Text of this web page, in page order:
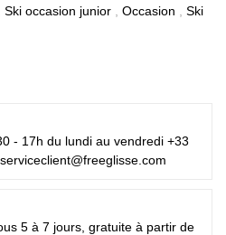
Ski occasion junior Occasion
Ski
- 17h du lundi au vendredi +33
5 à 7 jours, gratuite à partir de